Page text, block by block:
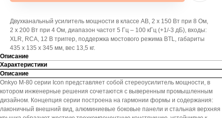
Двухканальный усилитель мощности в классе AB, 2 х 150 Вт при 8 Ом,
2 х 200 Вт при 4 Ом, диапазон частот 5 Гц – 100 кГц (+1/-3 дБ), входы:
XLR, RCA, 12 В триггер, поддержка мостового режима BTL, габариты
435 х 135 х 345 мм, вес 13,5 кг.
Описание
Характеристики
Описание
Onkyo M-80 серии Icon представляет собой стереоусилитель мощности, в
котором инженерные решения сочетаются с выверенным промышленным
дизайном. Концепция серии построена на гармонии формы и содержания:
лаконичный внешний вид, алюминиевые боковые панели и стальная верхняя